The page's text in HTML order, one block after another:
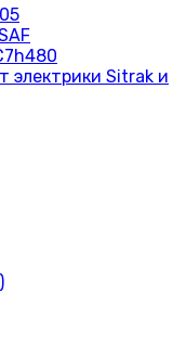
электрики Sitrak и